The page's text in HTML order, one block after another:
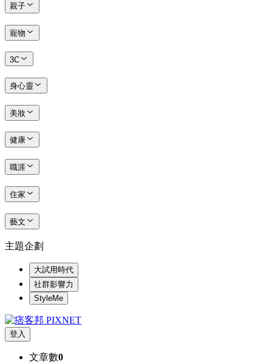
親子
寵物
3C
身心靈
美妝
健康
職涯
住家
藝文
主題企劃
大試用時代
社群影響力
StyleMe
登入
文章數0